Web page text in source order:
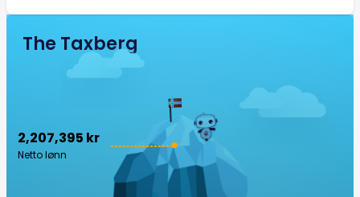
The Taxberg
2,207,395 kr
Netto lønn